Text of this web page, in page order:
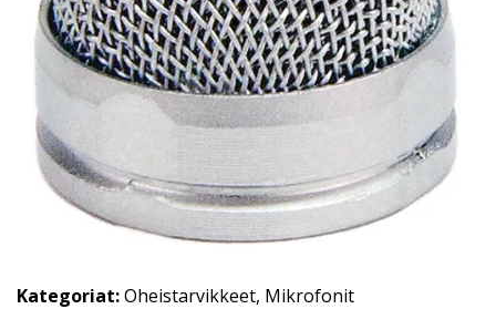
Kategoriat:Oheistarvikkeet, Mikrofonit